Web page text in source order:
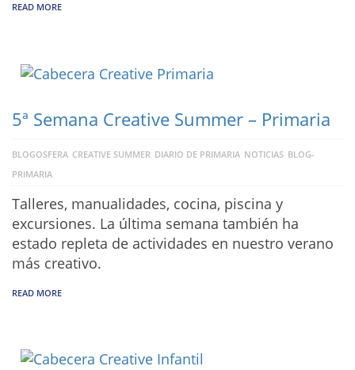
READ MORE
5ª Semana Creative Summer – Primaria
BLOGOSFERA CREATIVE SUMMER DIARIO DE PRIMARIA NOTICIAS BLOG-
PRIMARIA
Talleres, manualidades, cocina, piscina y
excursiones. La última semana también ha
estado repleta de actividades en nuestro verano
más creativo.
READ MORE